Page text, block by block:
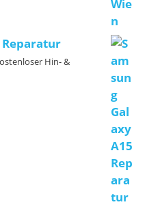
Reparatur
Hin- &